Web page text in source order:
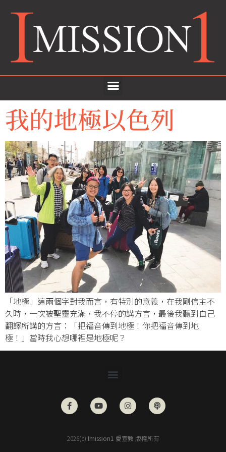
我的地極以色列
「地極」這兩個字對我而言，有特別的意義，在我剛信主不
久時，一次被聖靈充滿，我不停的講方言，最後我聽到自己
翻譯所講的方言：「把福音傳到地極！你把福音傳到地
極！」當時我心想哪裡是地極呢？
2026(c) Imission1 愛宣教 版權所有